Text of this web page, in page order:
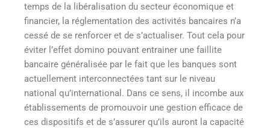
temps de la libéralisation du secteur économique et
financier, la réglementation des activités bancaires n’a
cessé de se renforcer et de s’actualiser. Tout cela pour
éviter l’effet domino pouvant entrainer une faillite
bancaire généralisée par le fait que les banques sont
actuellement interconnectées tant sur le niveau
national qu’international. Dans ce sens, il incombe aux
établissements de promouvoir une gestion efficace de
ces dispositifs et de s’assurer qu’ils auront la capacité